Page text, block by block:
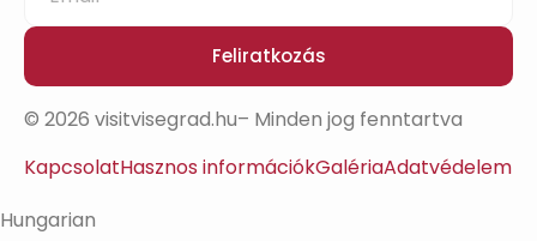
Feliratkozás
© 2026 visitvisegrad.hu– Minden jog fenntartva
KapcsolatHasznos információkGalériaAdatvédelem
Hungarian